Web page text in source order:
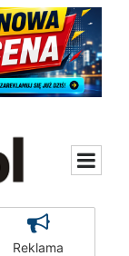
Reklama